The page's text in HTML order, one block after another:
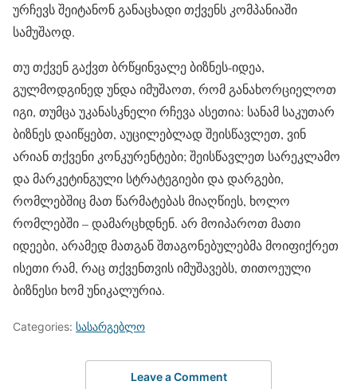
ურჩევს შეიტანონ განაცხადი თქვენს კომპანიაში
სამუშაოდ.
თუ თქვენ გაქვთ ბრწყინვალე ბიზნეს-იდეა,
გულმოდგინედ უნდა იმუშაოთ, რომ განახორციელოთ
იგი, თუმცა უკანასკნელი რჩევა ასეთია: სანამ საკუთარ
ბიზნეს დაიწყებთ, აუცილებლად შეისწავლეთ, ვინ
არიან თქვენი კონკურენტები; შეისწავლეთ სარეკლამო
და მარკეტინგული სტრატეგიები და დარგები,
რომლებშიც მათ წარმატებას მიაღწიეს, ხოლო
რომლებში – დამარცხდნენ. არ მოიპაროთ მათი
იდეები, არამედ მათგან შთაგონებულებმა მოიფიქრეთ
ისეთი რამ, რაც თქვენთვის იმუშავებს, თითოეული
ბიზნესი ხომ უნიკალურია.
Categories: სასარგებლო
Leave a Comment